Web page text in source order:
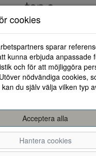
artiklar...
INOM 3 DAGAR INOM
cookies
sparar
kunna erbjuda anpassade
och för att möjliggöra
nödvändiga cookies,
du själv välja vilken typ
Acceptera alla
Hantera cookies